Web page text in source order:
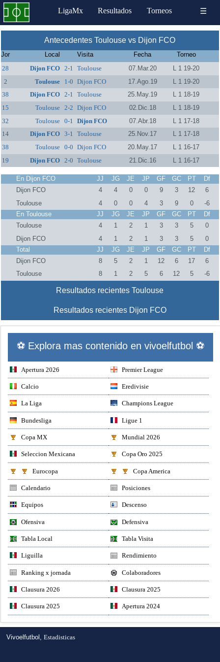
LigaMx Resultados Torneos ☰
Antecedentes Toulouse vs Dijon FCO
Jor Local Visita Fecha
Torneo
28
Dijon FCO 2-1 Toulouse 07.Mar.20
L 1 19-20
2
Toulouse 1-0 Dijon FCO 17.Ago.19
L 1 19-20
38
Dijon FCO 2-1 Toulouse 25.May.19
L 1 18-19
15
Toulouse 2-2 Dijon FCO 02.Dic.18
L 1 18-19
32
Toulouse 0-1 Dijon FCO 07.Abr.18
L 1 17-18
14
Dijon FCO 3-1 Toulouse 25.Nov.17
L 1 17-18
38
Toulouse 0-0 Dijon FCO 20.May.17
L 1 16-17
19
Dijon FCO 2-0 Toulouse 21.Dic.16 L 1 16-17
En Dijon FCO JJ JG JE JP GF GC PT
Df
Dijon FCO
4 4 0 0 9 3 12
6
Toulouse
4 0 0 4 3 9 0
-6
En Toulouse
JJ JG JE JP GF GC PT
Df
Toulouse
4 1 2 1 3 3 5
0
Dijon FCO
4 1 2 1 3 3 5
0
Total
JJ JG JE JP GF GC PT
Df
Dijon FCO
8 5 2 1 12 6 17
6
Toulouse
8 1 2 5 6 12 5 -6
Resultados recientes Toulouse
Resultados recientes Dijon FCO
⚽ Explora mas contenido en vivoelfutbol ⚽
Apertura 2026 Premier League
Calcio Eredivisie
La Liga Champions League
Bundesliga Ligue 1
Copa MX Mundial 2026
Seleccion Mexicana Copa Oro 2025
Eurocopa Copa America
Calendario Posiciones
Equipos Descenso
Ofensiva Defensiva
Tabla Local Tabla Visita
Liguilla Rendimiento
Ranking x jornada Colaboradores
Clausura 2026 Clausura 2025
Clausura 2025 Apertura 2024
Vivoelfutbol,Estadisticas